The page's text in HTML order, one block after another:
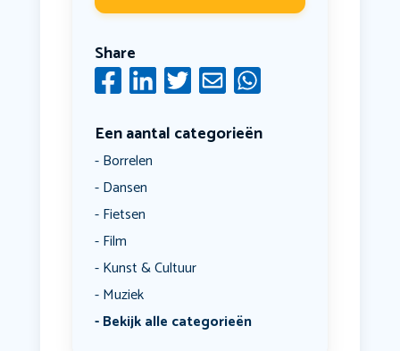
Share
Een aantal categorieën
Borrelen
Dansen
Fietsen
Film
Kunst & Cultuur
Muziek
Bekijk alle categorieën